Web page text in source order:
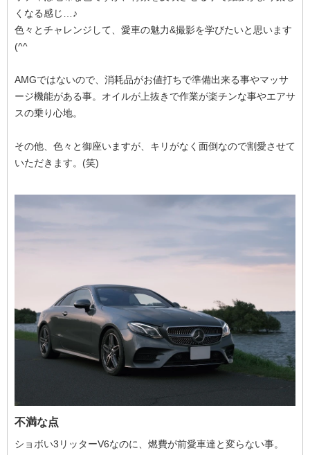
くなる感じ…♪
色々とチャレンジして、愛車の魅力&撮影を学びたいと思います
(^^ゞ
AMGではないので、消耗品がお値打ちで準備出来る事やマッサ
ージ機能がある事。オイルが上抜きで作業が楽チンな事やエアサ
スの乗り心地。
その他、色々と御座いますが、キリがなく面倒なので割愛させて
いただきます。(笑)
不満な点
ショボい3リッターV6なのに、燃費が前愛車達と変らない事。